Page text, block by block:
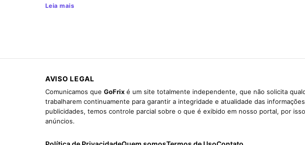
Leia mais
AVISO LEGAL
Comunicamos que GoFrix é um site totalmente independente, que não solicita
trabalharem continuamente para garantir a integridade e atualidade das
publicidades, temos controle parcial sobre o que é exibido em nosso portal, por
anúncios.